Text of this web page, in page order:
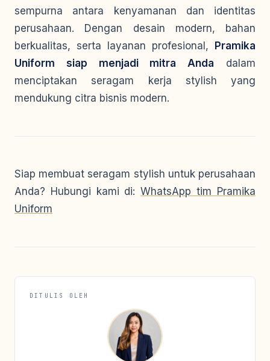
sempurna antara kenyamanan dan identitas
perusahaan. Dengan desain modern, bahan
berkualitas, serta layanan profesional,
Pramika
Uniform siap menjadi mitra Anda dalam
menciptakan seragam kerja stylish yang
mendukung citra bisnis modern.
Siap membuat seragam stylish untuk perusahaan
Anda? Hubungi kami di:WhatsApp tim Pramika
Uniform
DITULIS OLEH